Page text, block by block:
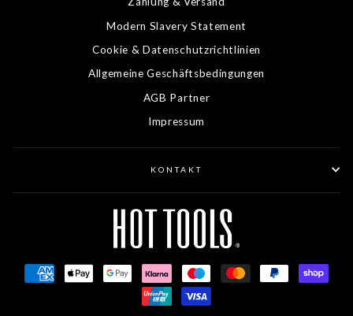
Modern Slavery Statement
Cookie & Datenschutzrichtlinien
Allgemeine Geschäftsbedingungen
AGB Partner
Impressum
KONTAKT